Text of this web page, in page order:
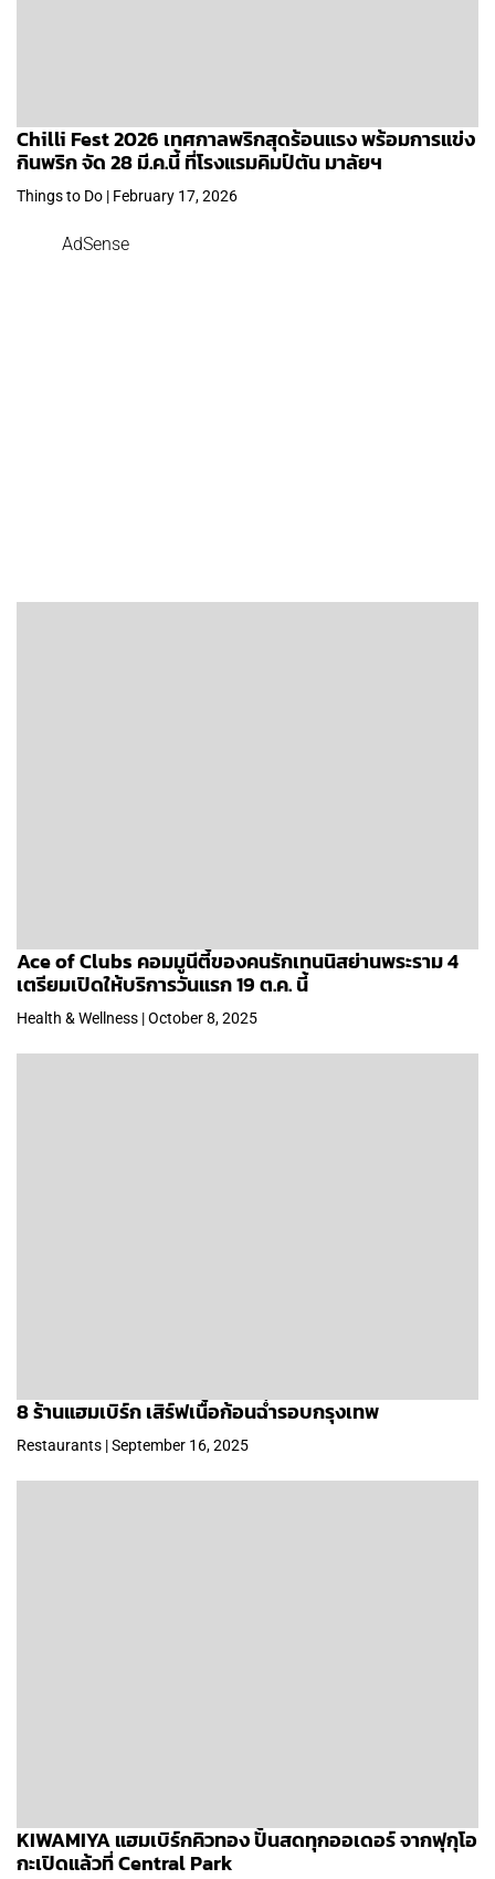
Chilli Fest 2026 เทศกาลพริกสุดร้อนแรง พร้อมการแข่ง
กินพริก จัด 28 มี.ค.นี้ ที่โรงแรมคิมป์ตัน มาลัยฯ
Things to Do | February 17, 2026
AdSense
Ace of Clubs คอมมูนีตี้ของคนรักเทนนิสย่านพระราม 4
เตรียมเปิดให้บริการวันแรก 19 ต.ค. นี้
Health & Wellness | October 8, 2025
8 ร้านแฮมเบิร์ก เสิร์ฟเนื้อก้อนฉ่ำรอบกรุงเทพ
Restaurants | September 16, 2025
KIWAMIYA แฮมเบิร์กคิวทอง ปั้นสดทุกออเดอร์ จากฟุกุโอ
กะเปิดแล้วที่ Central Park